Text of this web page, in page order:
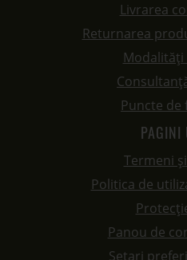
Livrarea
Returnarea
Modalități
Puncte de
PAGINI
Termeni
Politica de
Panou de
Setari